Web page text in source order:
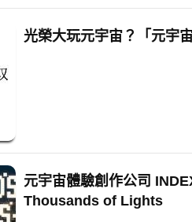
光榮大玩元宇宙？「元宇
元宇宙體驗創作公司
Thousands of Lights